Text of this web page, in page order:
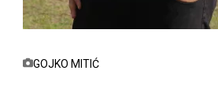
GOJKO MITIĆ